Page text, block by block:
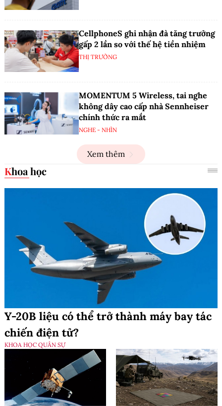
CellphoneS ghi nhận đà tăng trưởng
gấp 2 lần so với thế hệ tiền nhiệm
THỊ TRƯỜNG
MOMENTUM 5 Wireless, tai nghe
không dây cao cấp nhà Sennheiser
chính thức ra mắt
NGHE - NHÌN
Xem thêm
Khoa học
Y-20B liệu có thể trở thành máy bay tác
chiến điện tử?
KHOA HỌC QUÂN SỰ